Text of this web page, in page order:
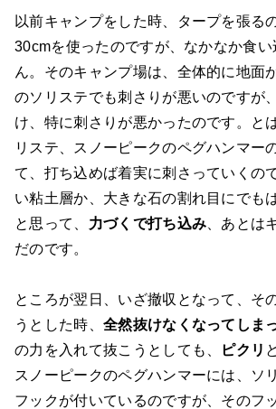
以前キャンプをした時、タープを張る
30cmを使ったのですが、なかなか食
ん。そのキャンプ場は、全体的に地面
のソリステでも刺さりが悪いのですが
け、特に刺さりが悪かったのです。と
リステ、スノーピークのペグハンマー
て、打ち込めば着実に刺さっていくの
い粘土層か、大きな石の割れ目にでも
と思って、 力づくで打ち込み 、あとは
だのです。
ところが翌日、いざ撤収となって、そ
うとした時、 全然抜けなくなってしま
の力を入れて抜こうとしても、
ピクリ
スノーピークのペグハンマーには、ソ
フックが付いているのですが、そのフ